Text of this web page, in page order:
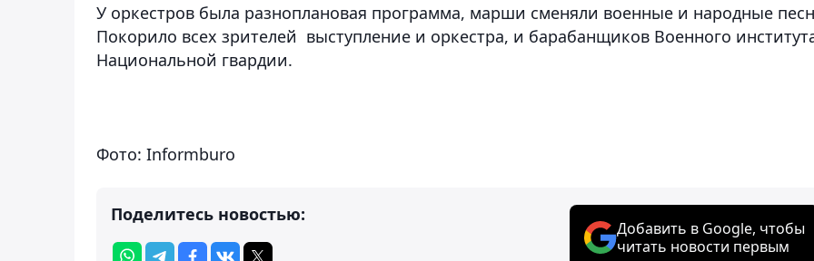
У оркестров была разноплановая программа, марши сменяли военные и народные
Покорило всех зрителей выступление и оркестра, и барабанщиков Военного
Национальной гвардии.
Фото: Informburo
Поделитесь новостью:
Добавить в Google, чтобы
читать новости первым